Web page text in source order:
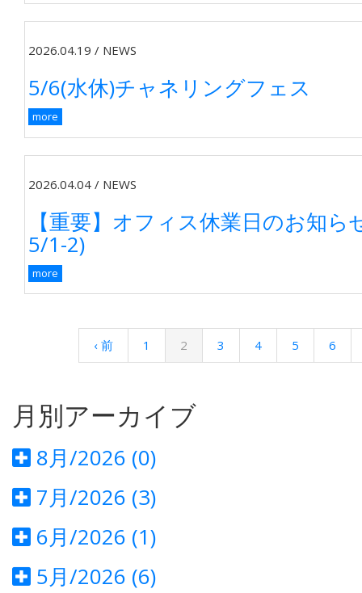
2026.04.19 / NEWS
5/6(水休)チャネリングフェス
more
2026.04.04 / NEWS
【重要】オフィス休業日のお知ら
5/1-2)
more
‹ 前 1 2 3 4 5 6
月別アーカイブ
8月/2026 (0)
7月/2026 (3)
6月/2026 (1)
5月/2026 (6)